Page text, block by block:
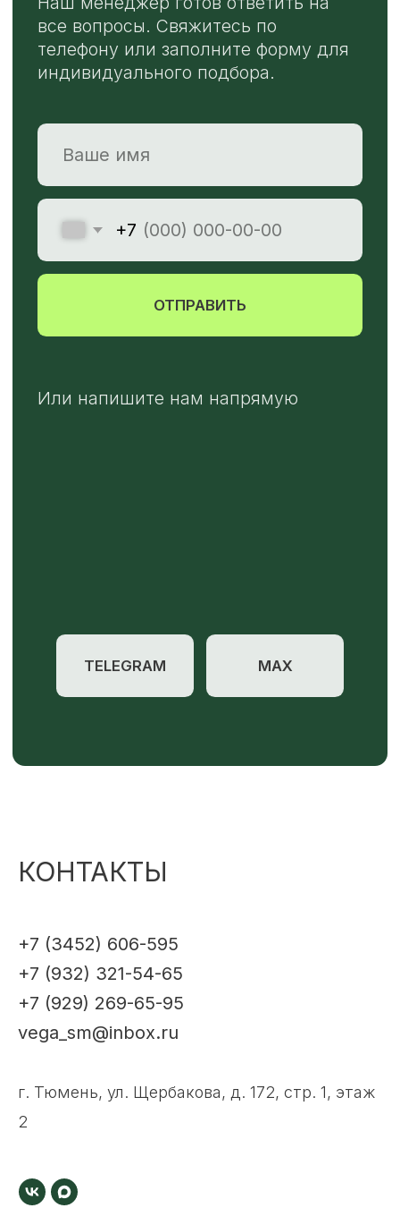
КОНТАКТЫ
+7 (3452) 606-595
+7 (932) 321-54-65
+7 (929) 269-65-95
vega_sm@inbox.ru
г. Тюмень, ул. Щербакова, д. 172, стр. 1, этаж
2